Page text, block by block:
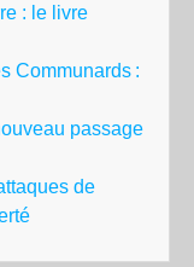
: le livre
Communards :
passage
de